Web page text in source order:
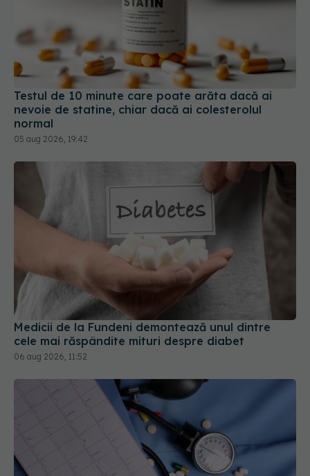
Testul de 10 minute care poate arăta dacă ai
nevoie de statine, chiar dacă ai colesterolul
normal
05 aug 2026, 19:42
Medicii de la Fundeni demontează unul dintre
cele mai răspândite mituri despre diabet
06 aug 2026, 11:52